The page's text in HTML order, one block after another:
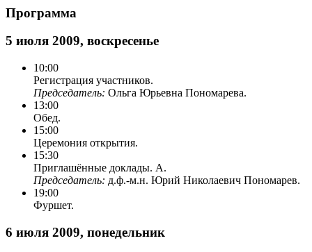
Программа
5 июля 2009, воскресенье
10:00
Регистрация участников.
Председатель: Ольга Юрьевна Пономарева.
13:00
Обед.
15:00
Церемония открытия.
15:30
Приглашённые доклады. A.
Председатель: д.ф.-м.н. Юрий Николаевич Пономарев.
19:00
Фуршет.
6 июля 2009, понедельник